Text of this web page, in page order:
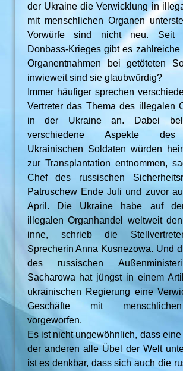
der Ukraine die Verwicklung in
mit menschlichen Organen
Vorwürfe sind nicht neu. Seit
Donbass-Krieges gibt es
Organentnahmen bei getöteten
inwieweit sind sie glaubwürdig?
Immer häufiger sprechen
Vertreter das Thema des illegalen
in der Ukraine an. Dabei
verschiedene Aspekte des
Ukrainischen Soldaten würden
zur Transplantation entnommen,
Chef des russischen
Patruschew Ende Juli und zuvor
April. Die Ukraine habe auf
illegalen Organhandel weltweit
inne, schrieb die
Sprecherin Anna Kusnezowa. Und
des russischen
Sacharowa hat jüngst in einem
ukrainischen Regierung eine
Geschäfte mit
vorgeworfen.
Es ist nicht ungewöhnlich, dass
der anderen alle Übel der Welt
ist es denkbar, dass sich auch die